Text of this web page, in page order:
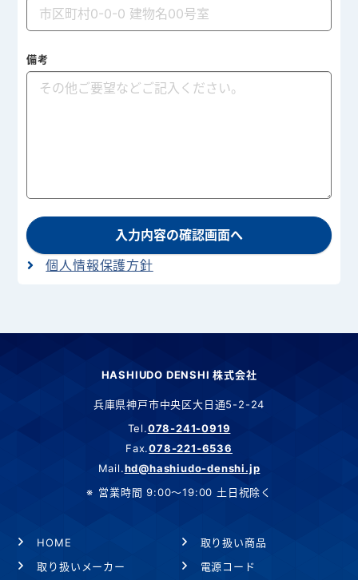
備考
入力内容の確認画面へ
個人情報保護方針
HASHIUDO DENSHI 株式会社
兵庫県神戸市中央区大日通5-2-24
Tel.078-241-0919
Fax.078-221-6536
Mail.hd@hashiudo-denshi.jp
営業時間 9:00～19:00 土日祝除く
HOME
取り扱い商品
取り扱いメーカー
電源コード